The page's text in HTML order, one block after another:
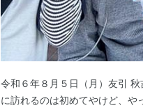
令和６年８月５日（月）友引
に訪れるのは初めてやけど、や